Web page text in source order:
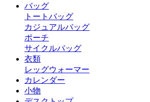
バッグ
トートバッグ
カジュアルバッグ
ポーチ
サイクルバッグ
衣類
レッグウォーマー
カレンダー
小物